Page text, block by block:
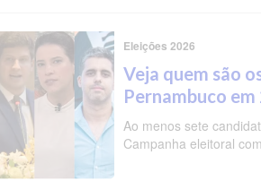
Eleições 2026
Veja quem são
Pernambuco
Ao menos sete
Campanha eleitoral